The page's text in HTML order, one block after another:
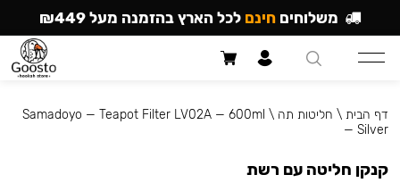
דף הבית \ חליטות תה \
Samadoyo — Teapot Filter LV02A — 600ml
— Silver
קנקן חליטה עם רשת
משלוחים חינם לכל הארץ בהזמנה מעל ₪449